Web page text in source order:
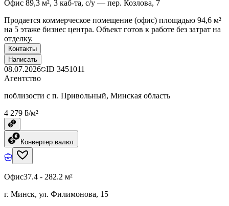
Офис 89,3 м², 3 каб-та, с/у — пер. Козлова, 7
Продается коммерческое помещение (офис) площадью 94,6 м²
на 5 этаже бизнес центра. Объект готов к работе без затрат на
отделку.
Контакты
Написать
08.07.2026 ID 3451011
Агентство
поблизости с п. Привольный, Минская область
4 279 ƃ/м²
Конвертер валют
Офис37.4 - 282.2 м²
г. Минск, ул. Филимонова, 15